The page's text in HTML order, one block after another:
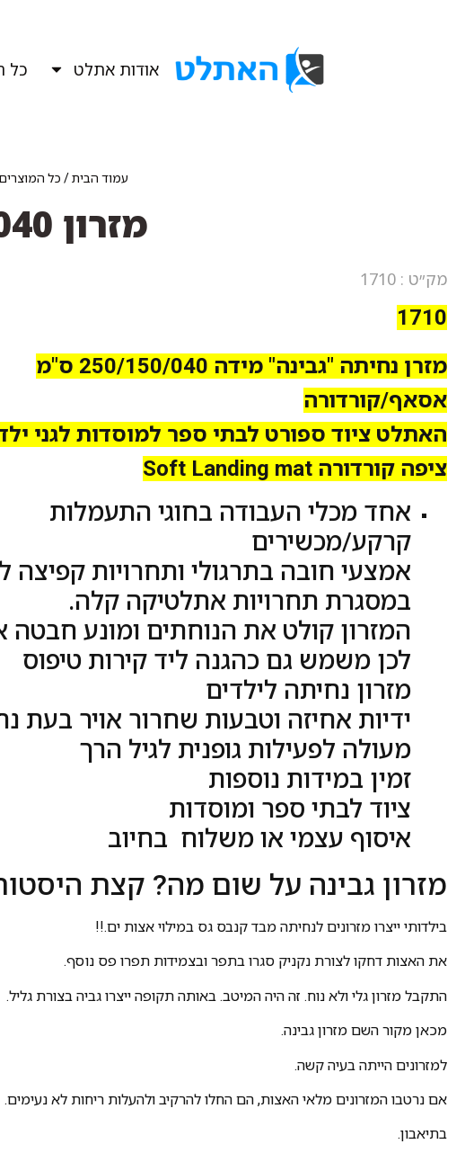
אודות אתלט כל
עמוד הבית/ כל המוצרים
מזרון 250/150/040 אסאף/קורדורה
מק״ט : 1710
1710
מזרן נחיתה "גבינה" מידה 250/150/040 ס"מ
אסאף/קורדורה
האתלט ציוד ספורט לבתי ספר למוסדות לגני
ציפה קורדורה Soft Landing mat
אחד מכלי העבודה בחוגי התעמלות
קרקע/מכשירים
אמצעי חובה בתרגולי ותחרויות קפיצה
במסגרת תחרויות אתלטיקה קלה.
המזרון קולט את הנוחתים ומונע חבטה
לכן משמש גם כהגנה ליד קירות טיפוס
מזרון נחיתה לילדים
ידיות אחיזה וטבעות שחרור אויר בעת
מעולה לפעילות גופנית לגיל הרך
זמין במידות נוספות
ציוד לבתי ספר ומוסדות
איסוף עצמי או משלוח בחיוב
מזרון גבינה על שום מה? קצת
בילדותי ייצרו מזרונים לנחיתה מבד קנבס גס במילוי אצות ים.!!
את האצות דחקו לצורת נקניק סגרו בתפר ובצמידות תפרו פס נוסף.
התקבל מזרון גלי ולא נוח. זה היה המיטב. באותה תקופה ייצרו גביה בצורת גליל.
מכאן מקור השם מזרון גבינה.
למזרונים הייתה בעיה קשה.
אם נרטבו המזרונים מלאי האצות, הם החלו להרקיב ולהעלות ריחות לא נעימים.
בתיאבון.